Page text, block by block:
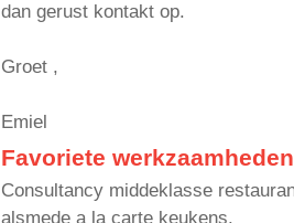
dan gerust kontakt op.
Groet ,
Emiel
Favoriete werkzaamheden
Consultancy middeklasse
alsmede a la carte keukens.